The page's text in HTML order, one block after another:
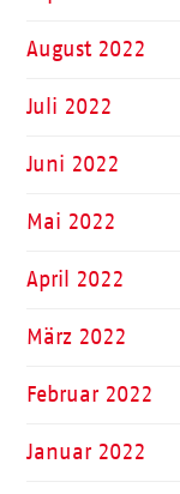
August 2022
Juli 2022
Juni 2022
Mai 2022
April 2022
März 2022
Februar 2022
Januar 2022